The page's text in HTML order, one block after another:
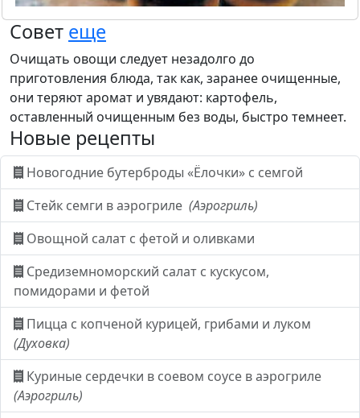
Совет еще
Очищать овощи следует незадолго до
приготовления блюда, так как, заранее очищенные,
они теряют аромат и увядают: картофель,
оставленный очищенным без воды, быстро темнеет.
Новые рецепты
Новогодние бутерброды «Ёлочки» с семгой
Стейк семги в аэрогриле (Аэрогриль)
Овощной салат с фетой и оливками
Средиземноморский салат с кускусом,
помидорами и фетой
Пицца с копченой курицей, грибами и луком
(Духовка)
Куриные сердечки в соевом соусе в аэрогриле
(Аэрогриль)